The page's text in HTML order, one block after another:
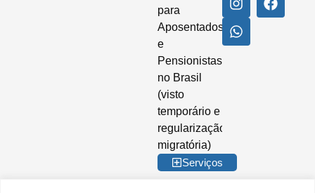
para
Aposentados
e
Pensionistas
no Brasil
(visto
temporário e
regularização
migratória)
Serviços